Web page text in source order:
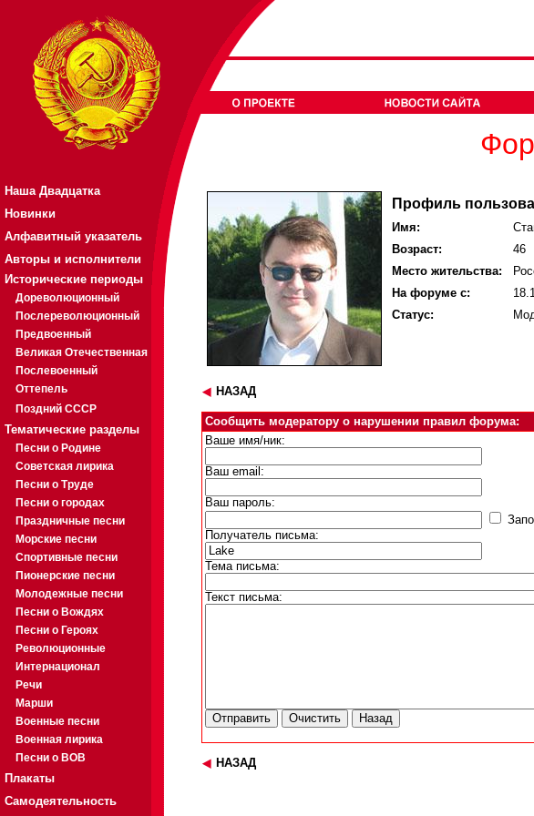
Наша Двадцатка
Новинки
Алфавитный указатель
Авторы и исполнители
Исторические периоды
Дореволюционный
Послереволюционный
Предвоенный
Великая Отечественная
Послевоенный
Оттепель
Поздний СССР
Тематические разделы
Песни о Родине
Советская лирика
Песни о Труде
Песни о городах
Праздничные песни
Морские песни
Спортивные песни
Пионерские песни
Молодежные песни
Песни о Вождях
Песни о Героях
Революционные
Интернационал
Речи
Марши
Военные песни
Военная лирика
Песни о ВОВ
Плакаты
Самодеятельность
Профиль
Имя:
Возраст:
46
Место жительства:
На форуме с:
Статус:
НАЗАД
Сообщить модератору о нарушении правил форума:
Ваше имя/ник:
Ваш email:
Ваш пароль:
Получатель письма:
Тема письма:
Текст письма:
НАЗАД